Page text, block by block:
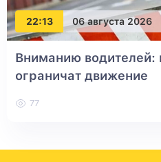
22:13 06 августа 2026
Вниманию водителей:
ограничат движение
77